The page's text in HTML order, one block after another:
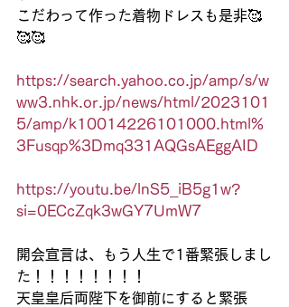
こだわって作った着物ドレスも是非🥰
🥰🥰
https://search.yahoo.co.jp/amp/s/w
ww3.nhk.or.jp/news/html/2023101
5/amp/k10014226101000.html%
3Fusqp%3Dmq331AQGsAEggAID
https://youtu.be/lnS5_iB5g1w?
si=0ECcZqk3wGY7UmW7
開会宣言は、もう人生で1番緊張しまし
た！！！！！！！！
天皇皇后両陛下を御前にすると緊張